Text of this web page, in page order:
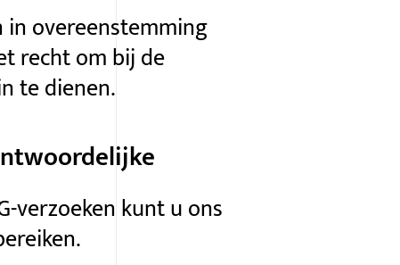
overeenstemming
recht om bij de
te dienen.
verzoekenkunt u ons